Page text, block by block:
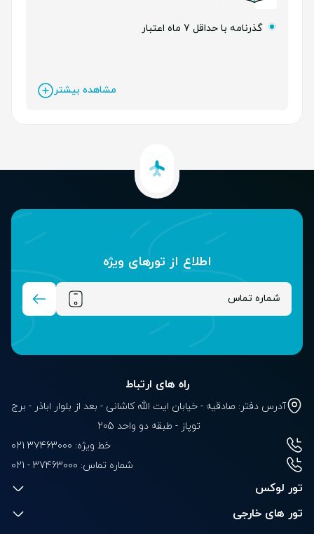
گذرنامه با حداقل 7 ماه اعتبار
مشاهده بیشتر
اطلاع از تور‌های ویژه
راه های ارتباط
آدرس دفتر: صادقیه - خیابان ایت الله کاشانی - بعد از بلوار‌‌ اباذر - برج
توپاز - طبقه دو واحد 205
خط ویژه: 37463000 021
شماره تماس: 021 - 37463000
تور لوکس
تور های خارجی